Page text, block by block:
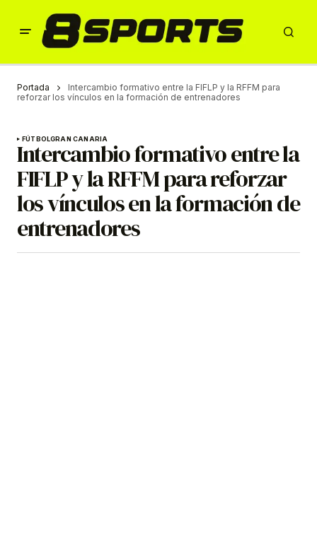
Portada
Intercambio formativo entre la FIFLP y la RFFM para
reforzar los vínculos en la formación de entrenadores
FÚTBOLGRAN CANARIA
Intercambio formativo entre la
FIFLP y la RFFM para reforzar
los vínculos en la formación de
entrenadores